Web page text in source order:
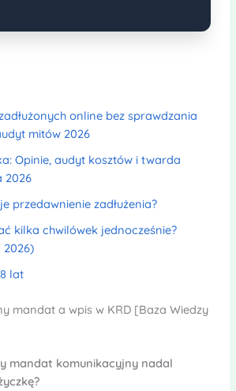
online bez sprawdzania
mitów 2026
Opinie, audyt kosztów i twarda
2026
przedawnienie zadłużenia?
kilka chwilówek jednocześnie?
2026)
lat
mandat a wpis w KRD [Baza Wiedzy
mandat komunikacyjny nadal